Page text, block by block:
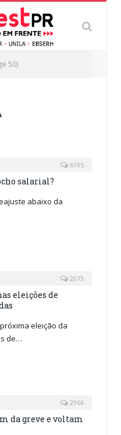
50)
6195
salarial?
abaixo da
2073
eleições de
eleição da
de…
2966
da greve e voltam